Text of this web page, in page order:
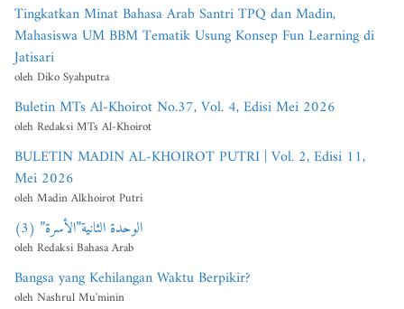
Tingkatkan Minat Bahasa Arab Santri TPQ dan Madin,
Mahasiswa UM BBM Tematik Usung Konsep Fun Learning di
Jatisari
oleh Diko Syahputra
Buletin MTs Al-Khoirot No.37, Vol. 4, Edisi Mei 2026
oleh Redaksi MTs Al-Khoirot
BULETIN MADIN AL-KHOIROT PUTRI | Vol. 2, Edisi 11,
Mei 2026
oleh Madin Alkhoirot Putri
الوحدة الثانية”الأسرة” (3)
oleh Redaksi Bahasa Arab
Bangsa yang Kehilangan Waktu Berpikir?
oleh Nashrul Mu'minin